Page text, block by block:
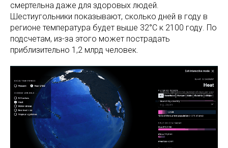
смертельна даже для здоровых людей.
Шестиугольники показывают, сколько дней в году в
регионе температура будет выше 32°C к 2100 году. По
подсчетам, из-за этого может пострадать
приблизительно 1,2 млрд человек.